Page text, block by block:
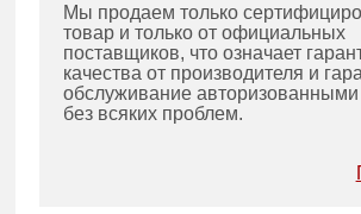
Мы продаем только
товар и только от официальных
поставщиков, что означает
качества от производителя и
обслуживание
без всяких проблем.